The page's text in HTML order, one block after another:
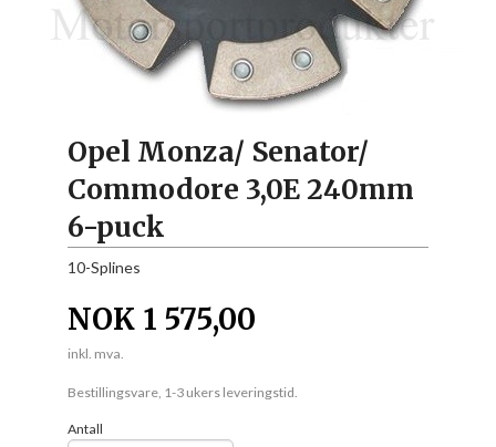
Opel Monza/ Senator/
Commodore 3,0E 240mm
6-puck
10-Splines
NOK 1 575,00
inkl. mva.
Bestillingsvare, 1-3 ukers leveringstid.
Antall